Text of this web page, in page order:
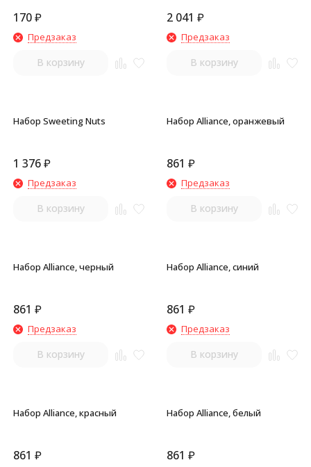
170₽
Предзаказ
В корзину
2 041 ₽
Предзаказ
В корзину
Набор Sweeting Nuts
1 376₽
Предзаказ
В корзину
Набор Alliance, оранжевый
861 ₽
Предзаказ
В корзину
Набор Alliance, черный
861 ₽
Предзаказ
В корзину
Набор Alliance, синий
861 ₽
Предзаказ
В корзину
Набор Alliance, красный
861 ₽
Набор Alliance, белый
861 ₽